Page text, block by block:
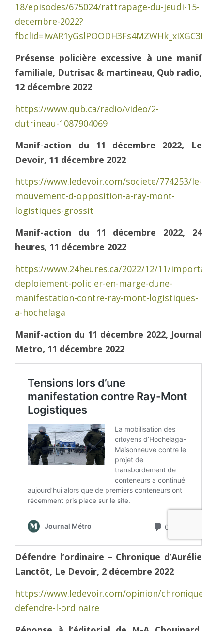
18/episodes/675024/rattrapage-du-jeudi-15-
decembre-2022?
Présense policière excessive à une manif
familiale, Dutrisac & martineau, Qub radio,
12 décembre 2022
https://www.qub.ca/radio/video/2-
dutrineau-1087904069
Manif-action du 11 décembre 2022, Le
Devoir, 11 décembre 2022
https://www.ledevoir.com/societe/774253/le-
mouvement-d-opposition-a-ray-mont-
logistiques-grossit
Manif-action du 11 décembre 2022, 24
heures, 11 décembre 2022
https://www.24heures.ca/2022/12/11/
deploiement-policier-en-marge-dune-
manifestation-contre-ray-mont-logistiques-
a-hochelaga
Manif-action du 11 décembre 2022, Journal
Metro, 11 décembre 2022
Défendre l’ordinaire – Chronique d’Aurélie
Lanctôt, Le Devoir, 2 décembre 2022
https://www.ledevoir.com/opinion/chroniques/
defendre-l-ordinaire